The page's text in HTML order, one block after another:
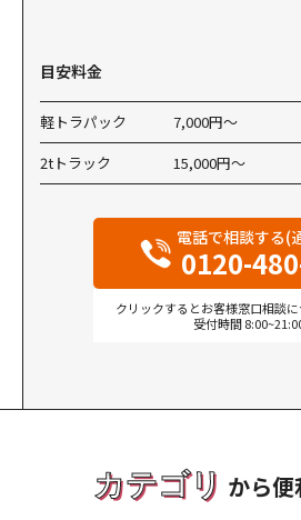
目安料金
軽トラパック
7,000円〜
2tトラック
15,000円〜
電話で相談する(
0120-
クリックするとお客様窓口相談に
受付時間
カテゴリ から